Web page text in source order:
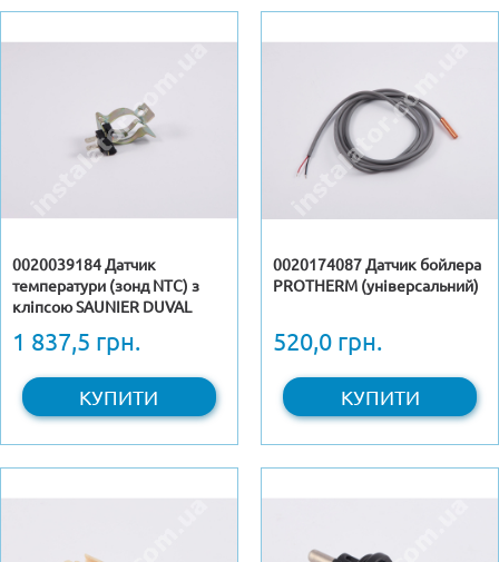
0020039184 Датчик
температури (зонд NTC) з
кліпсою SAUNIER DUVAL
1 837,5 грн.
КУПИТИ
0020174087 Датчик бойлера
PROTHERM (універсальний)
520,0 грн.
КУПИТИ